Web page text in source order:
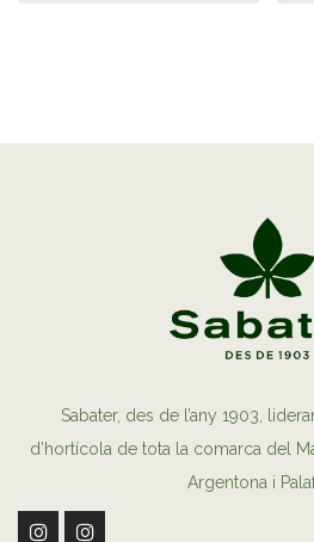
Sabater, des de l’any 1903,
d’hortícola de tota la comarca del
Argentona i